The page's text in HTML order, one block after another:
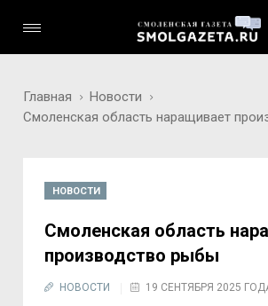
Главная
Новости
Смоленская область наращивает
НОВОСТИ
Смоленская область
производство рыбы
НОВОСТИ 19 СЕНТЯБРЯ 2025